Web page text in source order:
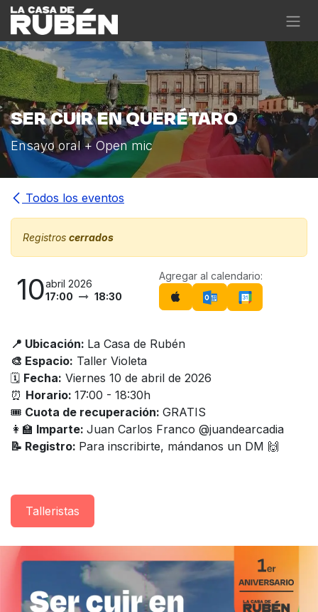
Ir al contenido
SER CUIR EN QUERÉTARO
Ensayo oral + Open mic
Todos los eventos
Registros cerrados
10abril 2026
17:00
18:30
Agregar al calendario:
📍 Ubicación: La Casa de Rubén
🎨 Espacio: Taller Violeta
🗓 Fecha: Viernes 10 de abril de 2026
⏰ Horario: 17:00 - 18:30h
🎟 Cuota de recuperación: GRATIS
👩‍🏫 Imparte: Juan Carlos Franco @juandearcadia
📝 Registro: Para inscribirte, mándanos un DM 🙌
Taller​istas